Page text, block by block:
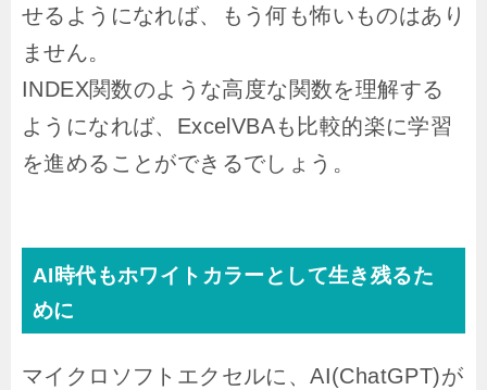
せるようになれば、もう何も怖いものはあり
ません。
INDEX関数のような高度な関数を理解する
ようになれば、ExcelVBAも比較的楽に学習
を進めることができるでしょう。
AI時代もホワイトカラーとして生き残るた
めに
マイクロソフトエクセルに、AI(ChatGPT)が